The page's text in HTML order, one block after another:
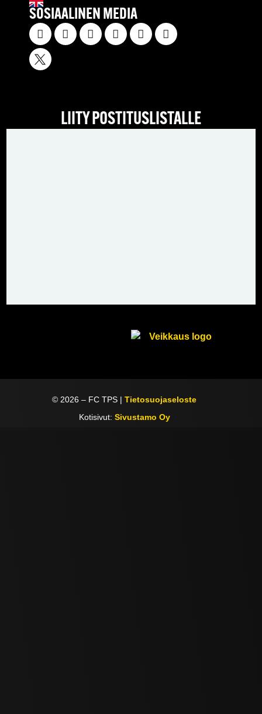
SOSIAALINEN MEDIA
LIITY POSTITUSLISTALLE
© 2026 – FC TPS |Tietosuojaseloste
Kotisivut: Sivustamo Oy